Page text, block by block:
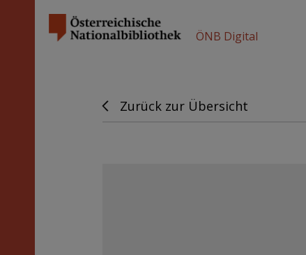
ÖNB Digital
Zurück zur Übersicht